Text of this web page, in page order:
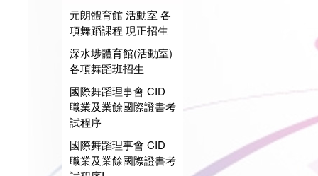
元朗體育館 活動室 各
項舞蹈課程 現正招生
深水埗體育館(活動室)
各項舞蹈班招生
國際舞蹈理事會 CID
職業及業餘國際證書考
試程序
國際舞蹈理事會 CID
職業及業餘國際證書考